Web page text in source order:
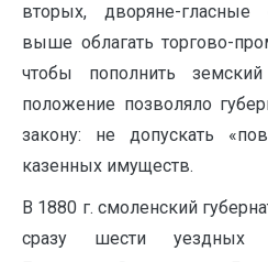
вторых, дворяне-
выше облагать торгово-
чтобы пополнить
положение позволяло
закону: не допускать
казенных имуществ.
В 1880 г. смоленский
сразу шести уездных